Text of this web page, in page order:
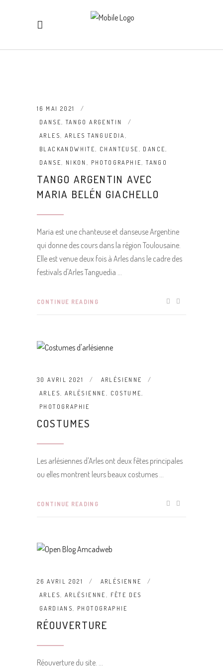
16 MAI 2021
DANSE, TANGO ARGENTIN
ARLES, ARLES TANGUEDIA,
BLACKANDWHITE, CHANTEUSE , DANCE,
DANSE, NIKON , PHOTOGRAPHIE,TANGO
TANGO ARGENTIN AVEC
MARIA BELÉN GIACHELLO
Maria est une chanteuse et danseuse Argentine
qui donne des cours dans la région Toulousaine.
Elle est venue deux fois à Arles dans le cadre des
festivals d'Arles Tanguedia
CONTINUE READING
30 AVRIL 2021
ARLÉSIENNE
ARLES
ARLÉSIENNE COSTUME
PHOTOGRAPHIE
COSTUMES
Les arlésiennes d'Arles ont deux fêtes principales
ou elles montrent leurs beaux costumes
CONTINUE READING
26 AVRIL 2021
ARLÉSIENNE
ARLES, ARLÉSIENNE , FÊTE DES
GARDIANS, PHOTOGRAPHIE
RÉOUVERTURE
Réouverture du site.